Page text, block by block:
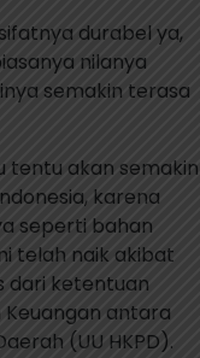
durabel ya,
nilanya
semakin terasa
tentu akan semakin
karena
seperti bahan
telah naik akibat
dari ketentuan
antara
(UU HKPD).